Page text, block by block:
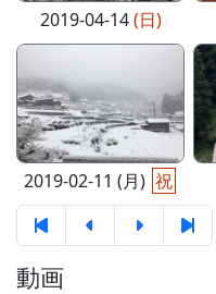
2019-04-14(日)
2019-02-11 (月) 祝
動画